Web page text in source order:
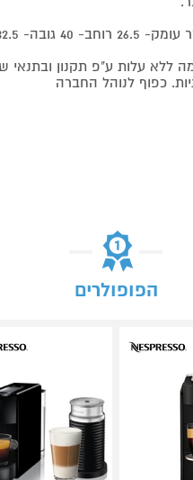
40 גובה- 32.5"
ללא עלות ע"פ תקנון ובתנאי
כפוף לנוהל החברה
הפופולרים